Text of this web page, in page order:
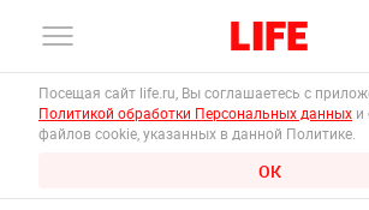
Посещая сайт life.ru, Вы соглашаетесь с
Политикой обработки Персональных данных и
файлов cookie, указанных в данной Политике.
ОК